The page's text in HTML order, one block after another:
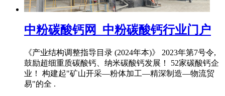
中粉碳酸钙网_中粉碳酸钙行业门户
《产业结构调整指导目录 (2024年本)》 2023年第7号令,
鼓励超细重质碳酸钙、纳米碳酸钙发展！ 52家碳酸钙企
业！ 构建起"矿山开采—粉体加工—精深制造—物流贸
易"的全 .